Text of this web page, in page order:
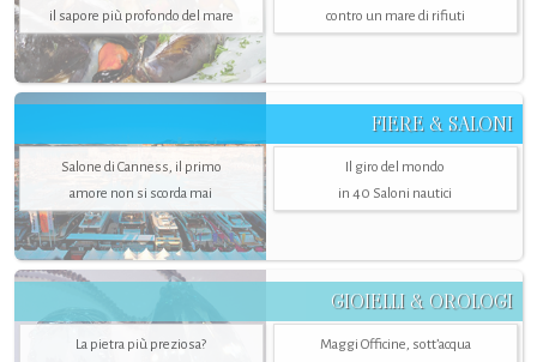
il sapore più profondo del mare
contro un mare di rifiuti
FIERE & SALONI
Salone di Canness, il primo
amore non si scorda mai
Il giro del mondo
in 40 Saloni nautici
GIOIELLI & OROLOGI
La pietra più preziosa?
Maggi Officine, sott’acqua